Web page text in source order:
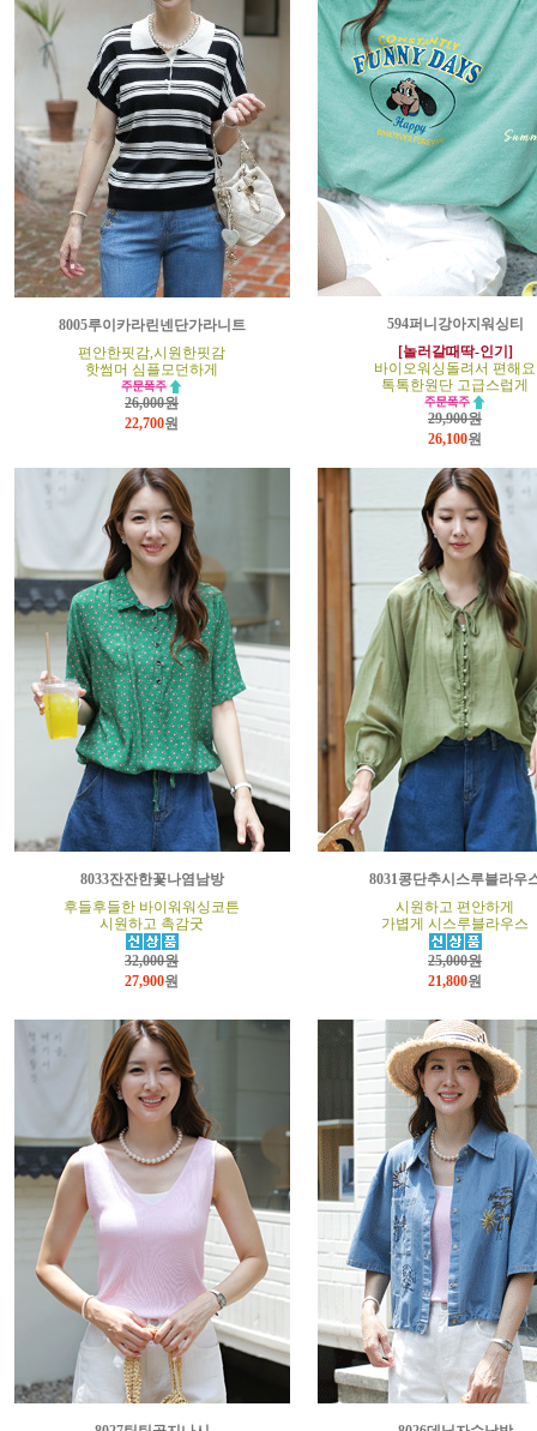
8005루이카라린넨단가라니트
편안한핏감,시원한핏감
핫썸머 심플모던하게
26,000원
22,700원
594퍼니강아지워싱티
[놀러갈때딱-인기]
바이오워싱돌려서 편해요
톡톡한원단 고급스럽게
29,900원
26,100원
8033잔잔한꽃나염남방
후들후들한 바이워워싱코튼
시원하고 촉감굿
32,000원
27,900원
8031콩단추시스루블라우
시원하고 편안하게
가볍게 시스루블라우스
25,000원
21,800원